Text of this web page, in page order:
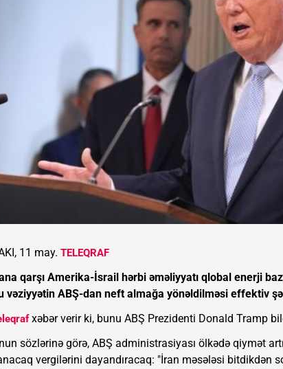
11 may. TELEQRAF
qarşı Amerika-İsrail hərbi əməliyyatı qlobal enerji
vəziyyətin ABŞ-dan neft almağa yönəldilməsi effektiv
xəbər verir ki, bunu ABŞ Prezidenti Donald Tramp
sözlərinə görə, ABŞ administrasiyası ölkədə qiymət
vergilərini dayandıracaq: "İran məsələsi bitdikdən